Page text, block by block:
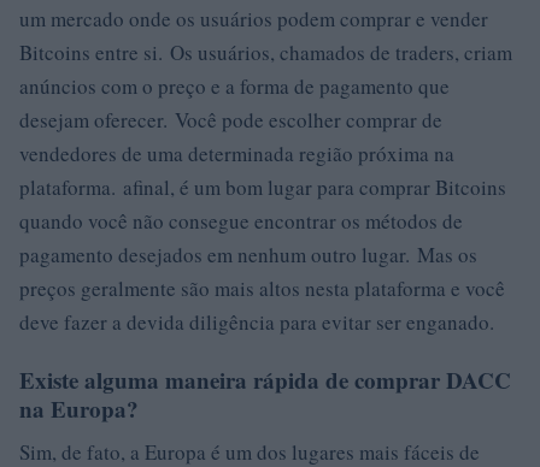
um mercado onde os usuários podem comprar e vender
Bitcoins entre si. Os usuários, chamados de traders, criam
anúncios com o preço e a forma de pagamento que
desejam oferecer. Você pode escolher comprar de
vendedores de uma determinada região próxima na
plataforma. afinal, é um bom lugar para comprar Bitcoins
quando você não consegue encontrar os métodos de
pagamento desejados em nenhum outro lugar. Mas os
preços geralmente são mais altos nesta plataforma e você
deve fazer a devida diligência para evitar ser enganado.
Existe alguma maneira rápida de comprar DACC
na Europa?
Sim, de fato, a Europa é um dos lugares mais fáceis de